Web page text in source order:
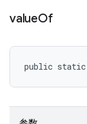
valueOf
public static